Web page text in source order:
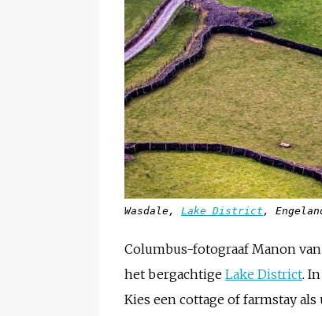
Wasdale, Lake District ,
Columbus-fotograaf Manon
het bergachtige Lake District.
Kies een cottage of farmstay